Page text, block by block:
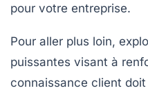
pour votre entreprise.
Pour aller plus loin,
puissantes visant à
connaissance client